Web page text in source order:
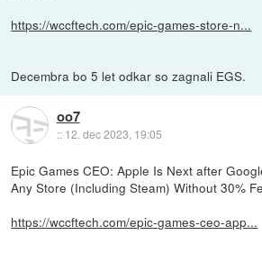
https://wccftech.com/epic-games-store-n...
Decembra bo 5 let odkar so zagnali EGS.
oo7
:: 12. dec 2023, 19:05
Epic Games CEO: Apple Is Next after
Any Store (Including Steam) Without 30%
https://wccftech.com/epic-games-ceo-app...